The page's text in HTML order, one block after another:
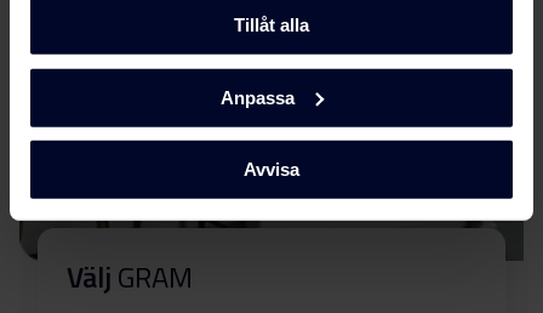
Tillåt alla
Anpassa
Avvisa
Varningar och
säkerhetsinformation
Användarmanual (DK)
Användarmanual (EN) Ladda ner
Användarmanual (FI)
VäljGRAM